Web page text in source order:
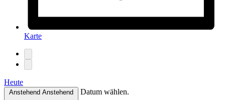
Karte
Heute
Anstehend Anstehend Datum wählen.